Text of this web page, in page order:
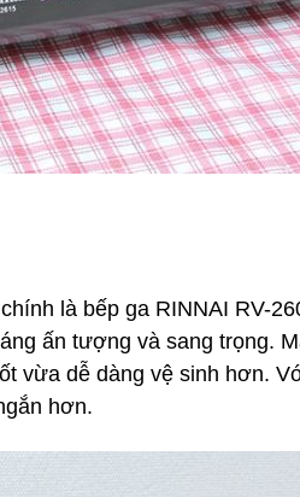
là bếp ga RINNAI RV-
ấn tượng và sang trọng.
vừa dễ dàng vệ sinh hơn.
hơn.